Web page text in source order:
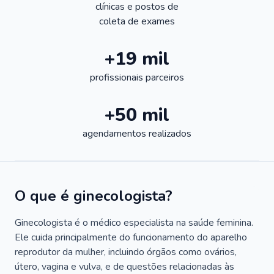
clínicas e postos de
coleta de exames
+19 mil
profissionais parceiros
+50 mil
agendamentos realizados
O que é ginecologista?
Ginecologista é o médico especialista na saúde feminina.
Ele cuida principalmente do funcionamento do aparelho
reprodutor da mulher, incluindo órgãos como ovários,
útero, vagina e vulva, e de questões relacionadas às